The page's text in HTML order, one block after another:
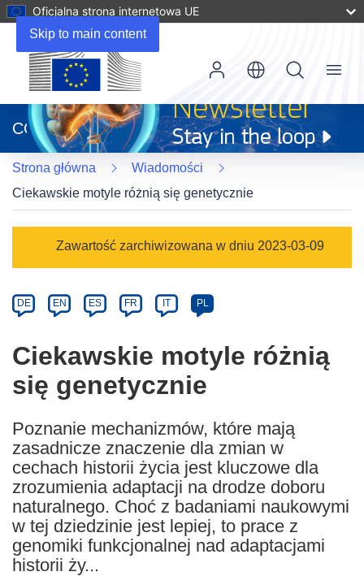
Skip to main content
Oficjalna strona internetowa UE
otworzy
się
w
nowym
oknie)
CORDIS
Menu
Strona główna
Wiadomości
Ciekawskie motyle różnią się genetycznie
Category
Zawartość zarchiwizowana w dniu 2023-03-09
Article
available
the
following
languages:
DE EN ES FR IT PL
Ciekawskie motyle różnią
się genetycznie
Poznanie mechanizmów, które mają
zasadnicze znaczenie dla zmian w
cechach historii życia jest kluczowe dla
zrozumienia adaptacji na drodze doboru
naturalnego. Choć z badaniami naukowymi
w tej dziedzinie jest lepiej, to prace z
genomiki funkcjonalnej nad adaptacjami
historii ży...